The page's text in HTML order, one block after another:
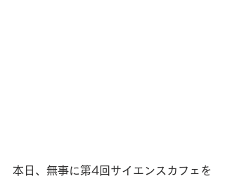
本日、無事に第4回サイエンスカフェを